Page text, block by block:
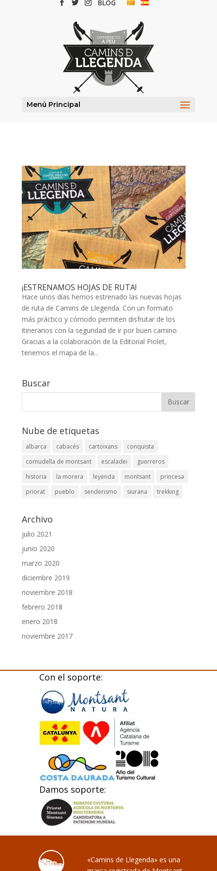
BLOG
Menú Principal
¡ESTRENAMOS HOJAS DE RUTA!
Hace unos días hemos estrenado las nuevas hojas
de ruta de Camins de Llegenda. Con un formato
más práctico y cómodo permiten disfrutar de los
itinerarios con la seguridad de ir por buen camino.
Gracias a la colaboración de la Editorial Piolet,
tenemos el mapa de la...
Buscar
Nube de etiquetas
albarca cabacés cartoixans
conquista
cornudella de montsant
escaladei
guerreros
historia
la morera leyenda montsant
princesa
priorat
pueblo senderismo siurana trekking
Archivo
julio 2021
junio 2020
marzo 2020
diciembre 2019
noviembre 2018
febrero 2018
enero 2018
noviembre 2017
Con el soporte:
Damos soporte:
«Camins de Llegenda» es una